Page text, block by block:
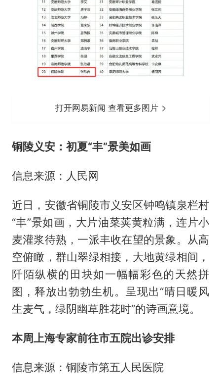
打开网易新闻 查看更多图片
铜陵义安：初夏“丰”景美如画
信息来源：人民网
近日，安徽省铜陵市义安区钟鸣镇泉栏村
“丰”景如画，大片油菜荚黄粒满，连片小
麦灌浆待熟，一派丰收在望的景象。从高
空俯瞰，群山翠绿相接，大地黄绿相间，
阡陌纵横的田块如一幅幅彩色的天然拼
图，释放出勃勃生机。呈现出“晴日暖风
生麦气，绿阴幽草胜花时”的诗画意境。
本周上海专家前往市五院出诊安排
信息来源：铜陵市第五人民医院